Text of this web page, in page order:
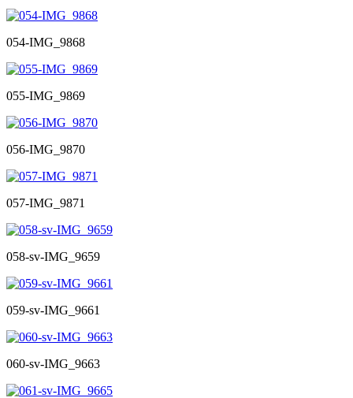
054-IMG_9868
055-IMG_9869
056-IMG_9870
057-IMG_9871
058-sv-IMG_9659
059-sv-IMG_9661
060-sv-IMG_9663